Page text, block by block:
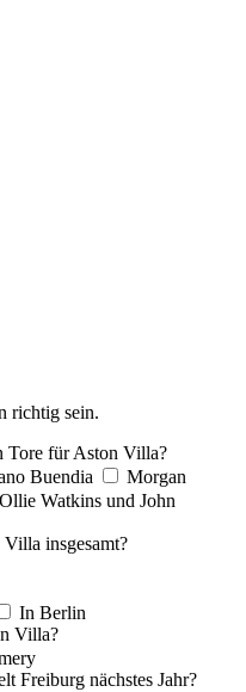
richtig sein.
Tore für Aston Villa?
Buendia
Morgan
Ollie Watkins und John
insgesamt?
In Berlin
Villa?
Freiburg nächstes Jahr?